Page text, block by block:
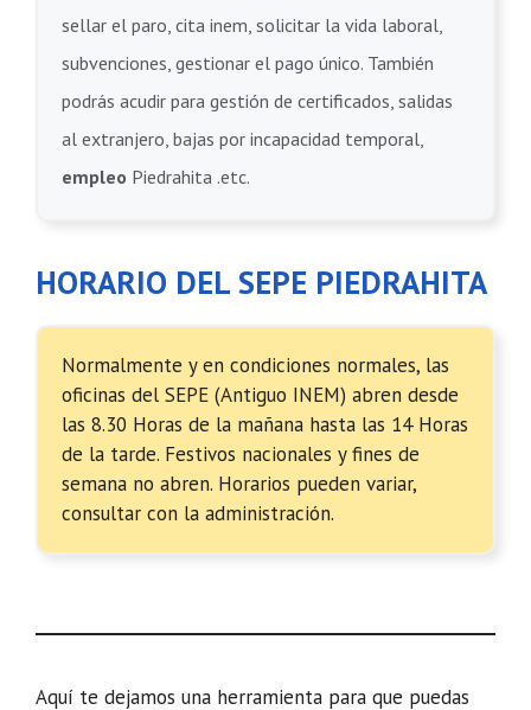
sellar el paro, cita inem, solicitar la vida laboral,
subvenciones, gestionar el pago único. También
podrás acudir para gestión de certificados, salidas
al extranjero, bajas por incapacidad temporal,
empleo Piedrahita .etc.
HORARIO DEL SEPE PIEDRAHITA
Normalmente y en condiciones normales, las
oficinas del SEPE (Antiguo INEM) abren desde
las 8.30 Horas de la mañana hasta las 14 Horas
de la tarde. Festivos nacionales y fines de
semana no abren. Horarios pueden variar,
consultar con la administración.
Aquí te dejamos una herramienta para que puedas